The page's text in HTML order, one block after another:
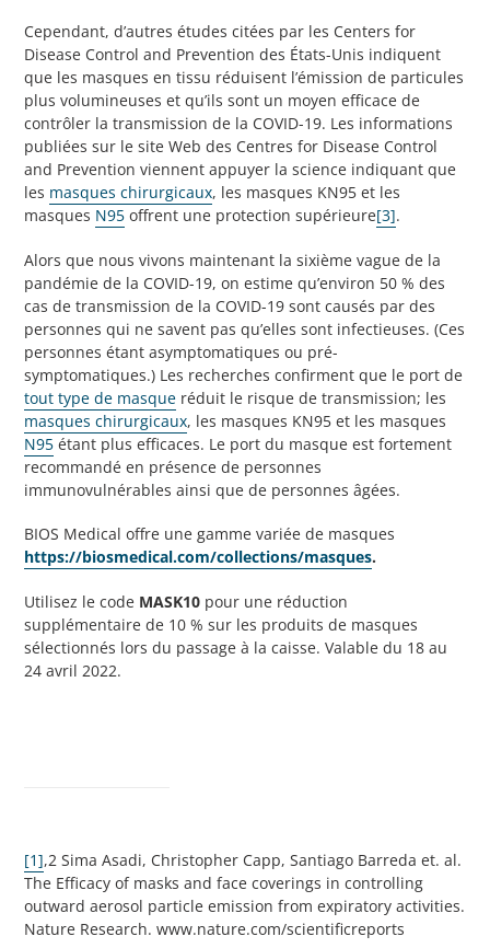
Cependant, d’autres études citées par les Centers for
Disease Control and Prevention des États-Unis indiquent
que les masques en tissu réduisent l’émission de particules
plus volumineuses et qu’ils sont un moyen efficace de
contrôler la transmission de la COVID-19. Les informations
publiées sur le site Web des Centres for Disease Control
and Prevention viennent appuyer la science indiquant que
les masques chirurgicaux, les masques KN95 et les
masques N95 offrent une protection supérieure[3].
Alors que nous vivons maintenant la sixième vague de la
pandémie de la COVID-19, on estime qu’environ 50 % des
cas de transmission de la COVID-19 sont causés par des
personnes qui ne savent pas qu’elles sont infectieuses. (Ces
personnes étant asymptomatiques ou pré-
symptomatiques.) Les recherches confirment que le port de
tout type de masque réduit le risque de transmission; les
masques chirurgicaux, les masques KN95 et les masques
N95 étant plus efficaces. Le port du masque est fortement
recommandé en présence de personnes
immunovulnérables ainsi que de personnes âgées.
BIOS Medical offre une gamme variée de masques
https://biosmedical.com/collections/masques.
Utilisez le code MASK10 pour une réduction
supplémentaire de 10 % sur les produits de masques
sélectionnés lors du passage à la caisse. Valable du 18 au
24 avril 2022.
[1],2 Sima Asadi, Christopher Capp, Santiago Barreda et. al.
The Efficacy of masks and face coverings in controlling
outward aerosol particle emission from expiratory activities.
Nature Research. www.nature.com/scientificreports